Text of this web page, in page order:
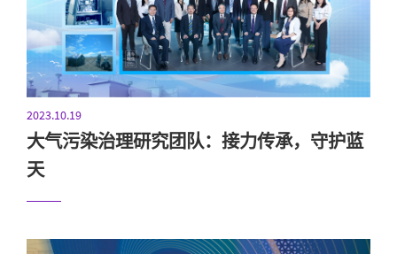
2023.10.19
大气污染治理研究团队：接力传承，守护蓝
天